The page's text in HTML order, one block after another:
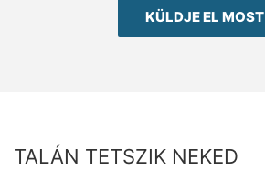
KÜLDJE EL MOST
TALÁN TETSZIK NEKED